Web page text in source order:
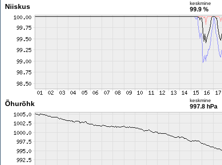
Niiskus keskmine
99.9 %
Õhurõhk keskmine
997.8 hPa